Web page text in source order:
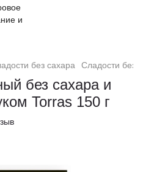
без сахара Сладости без
без сахара и
Torras 150 г